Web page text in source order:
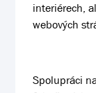
interiérech,
webových
Spolupráci